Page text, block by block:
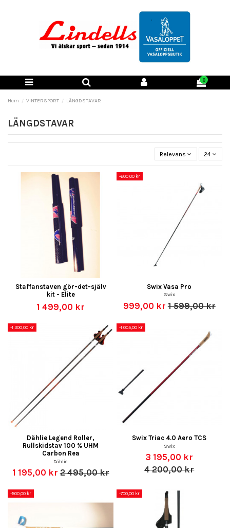
0
Hem VINTERSPORT LÄNGDSTAVAR
LÄNGDSTAVAR
Relevans 24
Staffanstaven gör-det-själv
kit - Elite
1 499,00 kr
-600,00 kr
Swix Vasa Pro
Swix
999,00 kr1 599,00 kr
-1 300,00 kr
Dählie Legend Roller,
Rullskidstav 100 % UHM
Carbon Rea
Dählie
1 195,00 kr2 495,00 kr
-1 005,00 kr
Swix Triac 4.0 Aero TCS
Swix
3 195,00 kr
4 200,00 kr
-500,00 kr -700,00 kr